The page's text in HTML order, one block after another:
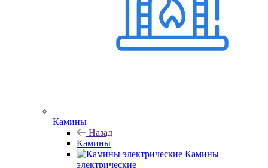
Камины
Назад
Камины
Камины
электрические